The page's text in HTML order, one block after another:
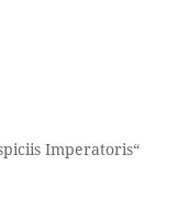
Imperatoris“